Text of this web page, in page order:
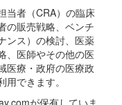
当者（CRA）の臨床
の販売戦略、ベンチ
ンス）の検討、医薬
、医師やその他の医
医療・政府の医療政
できます。